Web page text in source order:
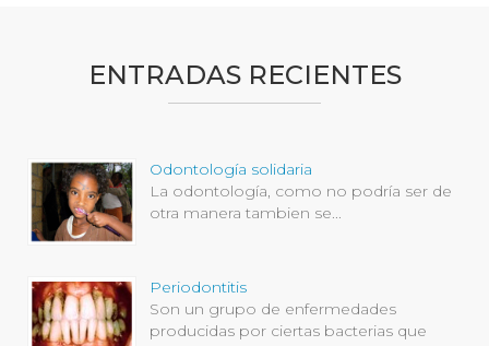
ENTRADAS RECIENTES
Odontología solidaria
La odontología, como no podría ser de
otra manera tambien se...
Periodontitis
Son un grupo de enfermedades
producidas por ciertas bacterias que